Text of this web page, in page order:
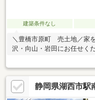
建築条件なし
＼豊橋市原町 売土地／家
沢・向山・岩田にお任せく
静岡県湖西市駅